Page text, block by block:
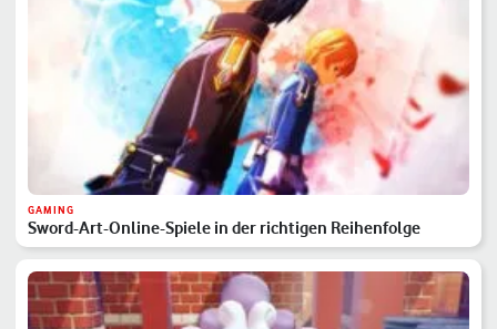
GAMING
Sword-Art-Online-Spiele in der richtigen Reihenfolge